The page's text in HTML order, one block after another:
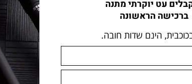
סט 3 כיסויי סלון דו צדדי אפור בז'
***ללא אריזה מק...
79
ועודפים